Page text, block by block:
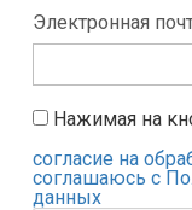
Электронная
Нажимая на
согласие на
соглашаюсь с
данных